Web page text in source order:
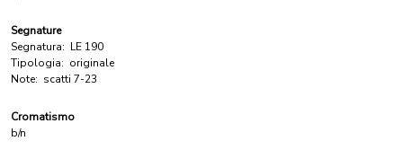
Segnature
Segnatura: LE 190
Tipologia: originale
Note: scatti 7-23
Cromatismo
b/n